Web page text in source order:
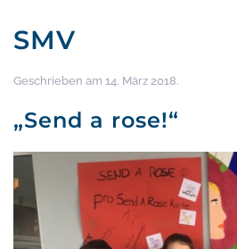
SMV
Geschrieben am 14. März 2018.
„Send a rose!“